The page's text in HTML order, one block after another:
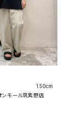
モール筑紫野店
150cm